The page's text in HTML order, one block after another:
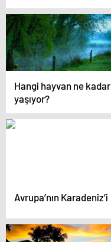
Hangi hayvan ne kadar
yaşıyor?
Avrupa’nın Karadeniz’i